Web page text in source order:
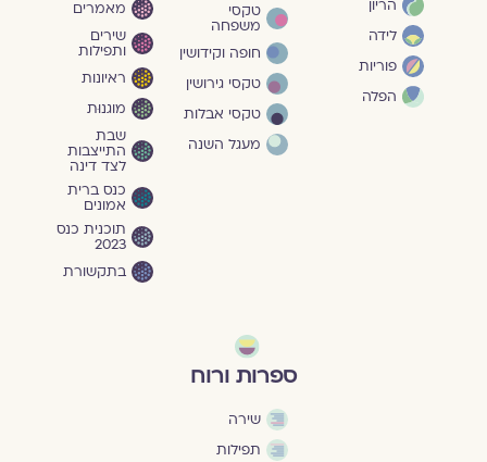
הריון
לידה
פוריות
הפלה
טקסי
משפחה
חופה וקידושין
טקסי גירושין
טקסי אבלות
מעגל השנה
מאמרים
שירים
ותפילות
ראיונות
מוגנוּת
שבת
התייצבות
לצד דינה
כנס ברית
אמונים
תוכנית כנס
2023
בתקשורת
ספרות ורוח
שירה
תפילות